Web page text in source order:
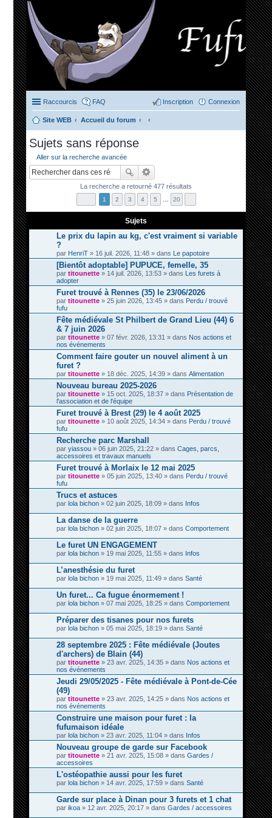
Raccourcis FAQ Connexion
Inscription
Site WEB
Accueil du forum
Sujets sans réponse
Aller sur la recherche avancée
La recherche a retourné 477 résultats
1 2 3 4 5 20
Sujets
Le prix du lapin au kg, c'est vraiment si variable
?
par HenriT» 16 juil. 2026, 11:48 » dans Le papotoire
[Bientôt adoptable] PUPUCE, femelle, 35
par titounette» 14 juil. 2026, 13:53 » dans Les furets à
adopter
Furet trouvé à Rennes (35) le 23/06/2026
par titounette» 25 juin 2026, 13:45 » dans Perdu / trouvé
fufu
Fête médiévale St Philbert de Grand Lieu (44) 6
& 7 juin 2026
par titounette» 07 févr. 2026, 13:31 » dans Nos actions et
nos événements
Comment faire gouter un nouvel aliment à un
furet ?
par titounette» 18 déc. 2025, 14:39 » dans Alimentation
Nouveau bureau 2025-2026
par titounette» 15 oct. 2025, 18:37 » dans Présentation de
l'association et de l'équipe
Furet trouvé à Brest (29) le 4 août 2025
par titounette» 10 août 2025, 14:34 » dans Perdu / trouvé
fufu
Recherche parc Marshall
par yiassou» 06 juin 2025, 21:22 » dans Cages, parcs,
accessoires et travaux manuels
Furet trouvé à Morlaix le 12 mai 2025
par titounette» 05 juin 2025, 13:40 » dans Perdu / trouvé
fufu
Trucs et astuces
par lola bichon» 02 juin 2025, 18:09 » dans Infos
La danse de la guerre
par lola bichon» 02 juin 2025, 18:07 » dans Comportement
Le furet UN ENGAGEMENT
par lola bichon» 19 mai 2025, 11:55 » dans Infos
L’anesthésie du furet
par lola bichon» 19 mai 2025, 11:49 » dans Santé
Un furet... Ca fugue énormement !
par lola bichon» 07 mai 2025, 18:25 » dans Comportement
Préparer des tisanes pour nos furets
par lola bichon» 05 mai 2025, 18:19 » dans Santé
28 septembre 2025 : Fête médiévale (Joutes
d'archers) de Blain (44)
par titounette» 23 avr. 2025, 14:35 » dans Nos actions et
nos événements
Jeudi 29/05/2025 - Fête médiévale à Pont-de-Cée
(49)
par titounette» 23 avr. 2025, 14:25 » dans Nos actions et
nos événements
Construire une maison pour furet : la
fufumaison idéale
par lola bichon» 23 avr. 2025, 11:04 » dans Infos
Nouveau groupe de garde sur Facebook
par titounette» 21 avr. 2025, 15:08 » dans Gardes /
accessoires
L'ostéopathie aussi pour les furet
par lola bichon» 14 avr. 2025, 17:59 » dans Santé
Garde sur place à Dinan pour 3 furets et 1 chat
par ikoa» 12 avr. 2025, 20:17 » dans Gardes / accessoires